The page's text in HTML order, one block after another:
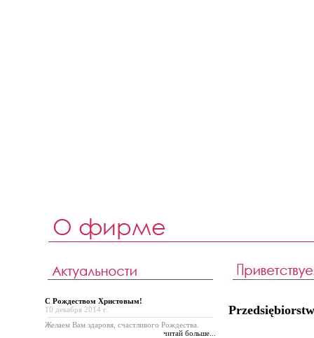
С Рождеством Христовым!
10 декабря 2014 г.
Желаем Вам здаровя, счастливого Рождества.
читай больше...